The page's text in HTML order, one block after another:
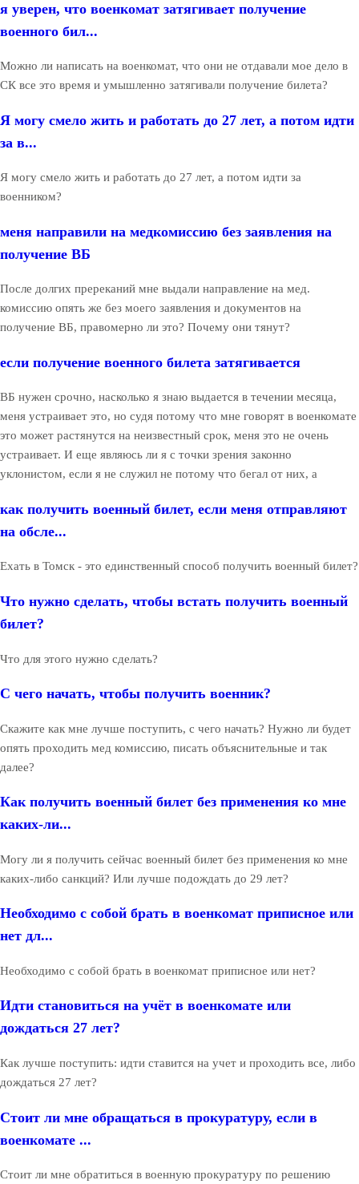
я уверен, что военкомат затягивает получение
военного бил...
Можно ли написать на военкомат, что они не отдавали мое дело в
СК все это время и умышленно затягивали получение билета?
Я могу смело жить и работать до 27 лет, а потом идти
за в...
Я могу смело жить и работать до 27 лет, а потом идти за
военником?
меня направили на медкомиссию без заявления на
получение ВБ
После долгих пререканий мне выдали направление на мед.
комиссию опять же без моего заявления и документов на
получение ВБ, правомерно ли это? Почему они тянут?
если получение военного билета затягивается
ВБ нужен срочно, насколько я знаю выдается в течении месяца,
меня устраивает это, но судя потому что мне говорят в военкомате
это может растянутся на неизвестный срок, меня это не очень
устраивает. И еще являюсь ли я с точки зрения законно
уклонистом, если я не служил не потому что бегал от них, а
как получить военный билет, если меня отправляют
на обсле...
Ехать в Томск - это единственный способ получить военный билет?
Что нужно сделать, чтобы встать получить военный
билет?
Что для этого нужно сделать?
С чего начать, чтобы получить военник?
Скажите как мне лучше поступить, с чего начать? Нужно ли будет
опять проходить мед комиссию, писать объяснительные и так
далее?
Как получить военный билет без применения ко мне
каких-ли...
Могу ли я получить сейчас военный билет без применения ко мне
каких-либо санкций? Или лучше подождать до 29 лет?
Необходимо с собой брать в военкомат приписное или
нет дл...
Необходимо с собой брать в военкомат приписное или нет?
Идти становиться на учёт в военкомате или
дождаться 27 лет?
Как лучше поступить: идти ставится на учет и проходить все, либо
дождаться 27 лет?
Стоит ли мне обращаться в прокуратуру, если в
военкомате ...
Стоит ли мне обратиться в военную прокуратуру по решению